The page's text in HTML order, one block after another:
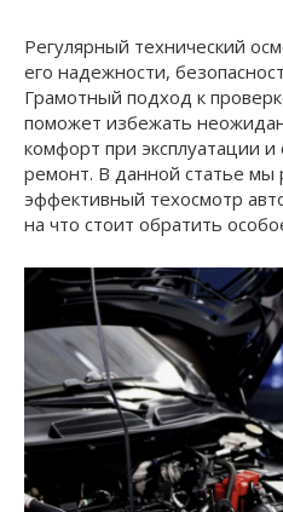
Регулярный технический
его надежности,
Грамотный подход к
поможет избежать
комфорт при эксплуатации
ремонт. В данной статье мы
эффективный техосмотр
на что стоит обратить